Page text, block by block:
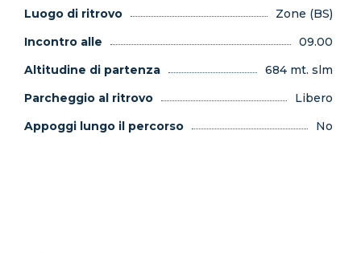
Luogo di ritrovo
Zone (BS)
Incontro alle
09.00
Altitudine di partenza
684 mt. slm
Parcheggio al ritrovo
Libero
Appoggi lungo il percorso
No